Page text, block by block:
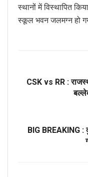
स्थानों में विस्थापित
स्कूल भवन जलमग्न हो
CSK vs RR :
BIG BREAKING